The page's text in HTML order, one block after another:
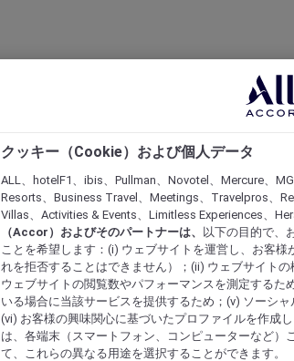
クッキー（Cookie）および個人データ
ALL、hotelF1、ibis、Pullman、Novotel、Mercure、
Resorts、Business Travel、Meetings、Travelpros、
Villas、Activities & Events、Limitless Experiences、
（Accor）およびそのパートナーは、
以下の目的で、
ことを希望します：(i) ウェブサイトを運営し、お客
れを拒否することはできません）；(ii) ウェブサイト
ウェブサイトの閲覧数やパフォーマンスを測定するた
いる場合に当該サービスを提供するため；(v) ソーシ
(vi) お客様の興味関心に基づいたプロファイルを作成
は、各端末（スマートフォン、コンピューターなど）
て、これらの異なる用途を選択することができます。